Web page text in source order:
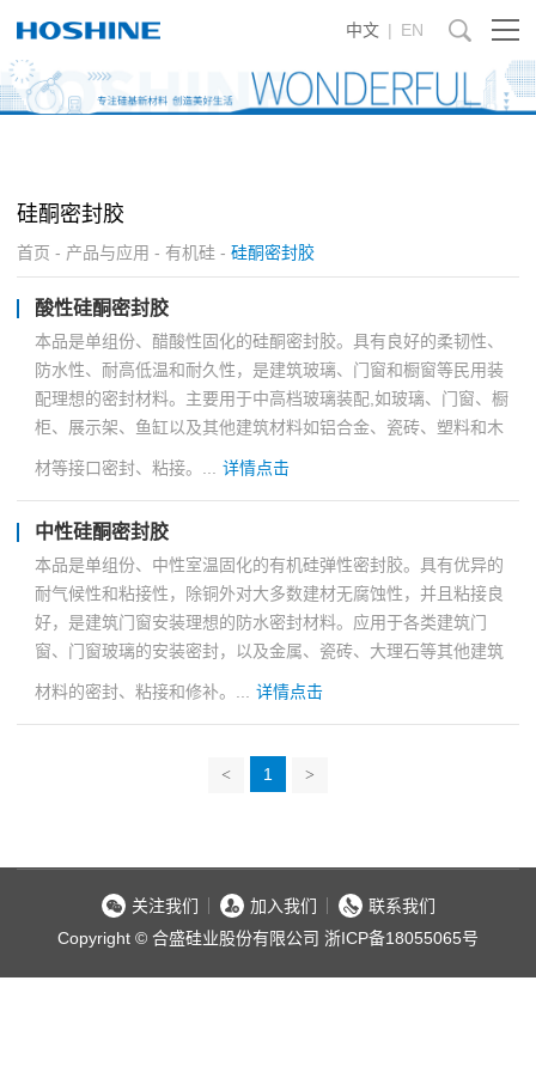
中文 | EN
硅酮密封胶
首页 - 产品与应用 - 有机硅- 硅酮密封胶
酸性硅酮密封胶
本品是单组份、醋酸性固化的硅酮密封胶。具有良好的柔韧性、
防水性、耐高低温和耐久性，是建筑玻璃、门窗和橱窗等民用装
配理想的密封材料。主要用于中高档玻璃装配,如玻璃、门窗、橱
柜、展示架、鱼缸以及其他建筑材料如铝合金、瓷砖、塑料和木
材等接口密封、粘接。... 详情点击
中性硅酮密封胶
本品是单组份、中性室温固化的有机硅弹性密封胶。具有优异的
耐气候性和粘接性，除铜外对大多数建材无腐蚀性，并且粘接良
好，是建筑门窗安装理想的防水密封材料。应用于各类建筑门
窗、门窗玻璃的安装密封，以及金属、瓷砖、大理石等其他建筑
材料的密封、粘接和修补。... 详情点击
< 1 >
关注我们 加入我们
联系我们
Copyright © 合盛硅业股份有限公司 浙ICP备18055065号